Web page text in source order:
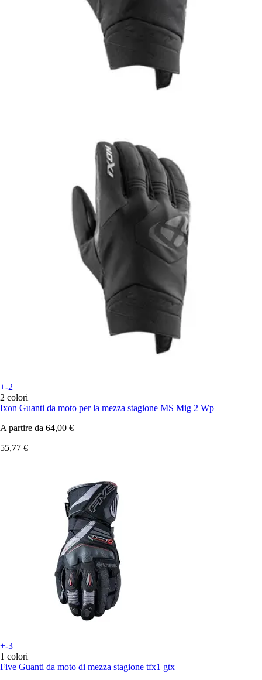
+-2
2 colori
Ixon Guanti da moto per la mezza stagione MS Mig 2 Wp
A partire da 64,00 €
55,77 €
+-3
1 colori
Five Guanti da moto di mezza stagione tfx1 gtx